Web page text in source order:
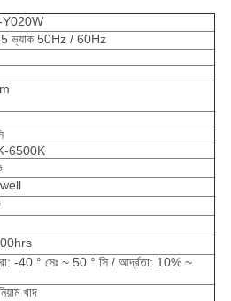
Y020W
ভ্যাক 50Hz / 60Hz
6500K
-40 ° সেঃ ~ 50 ° সি / আর্দ্রতা: 10% ~
খাদ